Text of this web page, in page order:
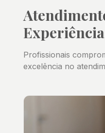
Experiência
Profissionais
excelência no